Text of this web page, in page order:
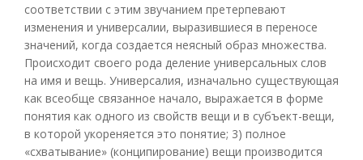
соответствии с этим звучанием претерпевают
изменения и универсалии, выразившиеся в переносе
значений, когда создается неясный образ множества.
Происходит своего рода деление универсальных слов
на имя и вещь. Универсалия, изначально существующая
как всеобще связанное начало, выражается в форме
понятия как одного из свойств вещи и в субъект-вещи,
в которой укореняется это понятие; 3) полное
«схватывание» (конципирование) вещи производится